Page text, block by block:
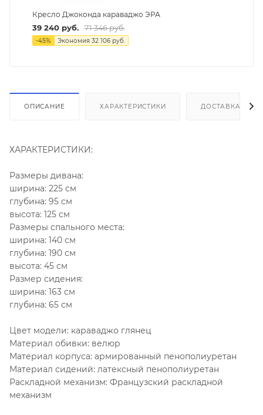
Кресло Джоконда караваджо ЭРА
39 240руб. 71 346руб.
-45% Экономия 32 106руб.
ОПИСАНИЕ ХАРАКТЕРИСТИКИ ДОСТАВКА И
ХАРАКТЕРИСТИКИ:
Размеры дивана:
ширина: 225 см
глубина: 95 см
высота: 125 см
Размеры спального места:
ширина: 140 см
глубина: 190 см
высота: 45 см
Размер сидения:
ширина: 163 см
глубина: 65 см
Цвет модели: караваджо глянец
Материал обивки: велюр
Материал корпуса: армированный пенополиуретан
Материал сидений: латексный пенополиуретан
Раскладной механизм: Французский раскладной
механизм